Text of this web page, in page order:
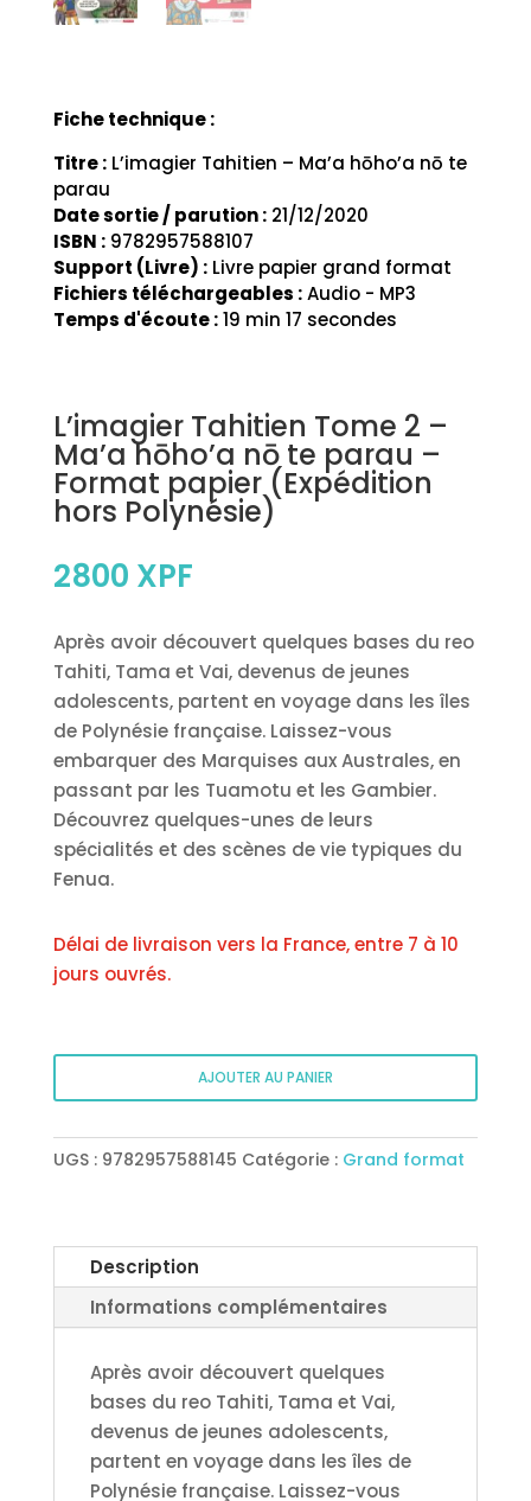
Fiche technique :
Titre :L’imagier Tahitien – Ma’a hōho’a nō te
parau
Date sortie / parution :21/12/2020
ISBN : 9782957588107
Support (Livre) :Livre papier grand format
Fichiers téléchargeables :Audio - MP3
Temps d'écoute :19 min 17 secondes
L’imagier Tahitien Tome 2 –
Ma’a hōho’a nō te parau –
Format papier (Expédition
hors Polynésie)
2800 XPF
Après avoir découvert quelques bases du reo
Tahiti, Tama et Vai, devenus de jeunes
adolescents, partent en voyage dans les îles
de Polynésie française. Laissez-vous
embarquer des Marquises aux Australes, en
passant par les Tuamotu et les Gambier.
Découvrez quelques-unes de leurs
spécialités et des scènes de vie typiques du
Fenua.
Délai de livraison vers la France, entre 7 à 10
jours ouvrés.
quantité
Tahitien
Tome
Ma’a
hōho’a
nō
parau
Format
papier
AJOUTER AU PANIER
UGS : 9782957588145 Catégorie : Grand format
Description
Informations complémentaires
Après avoir découvert quelques
bases du reo Tahiti, Tama et Vai,
devenus de jeunes adolescents,
partent en voyage dans les îles de
Polynésie française. Laissez-vous